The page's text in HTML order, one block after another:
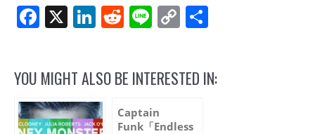
Facebook
X LinkedIn
Reddit
LineCopy
YOU MIGHT ALSO BE INTERESTED IN:
Captain
Funk「Endless